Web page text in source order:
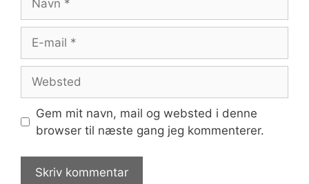
mail
Gem mit navn, mail og websted i denne
browser til næste gang jeg kommenterer.